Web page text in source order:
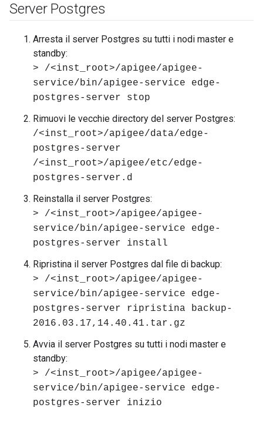
Server Postgres
Arresta il server Postgres su tutti i nodi master e
standby:
> /<inst_root>/apigee/apigee-
service/bin/apigee-service edge-
postgres-server stop
Rimuovi le vecchie directory del server Postgres:
/<inst_root>/apigee/data/edge-
postgres-server
/<inst_root>/apigee/etc/edge-
postgres-server.d
Reinstalla il server Postgres:
> /<inst_root>/apigee/apigee-
service/bin/apigee-service edge-
postgres-server install
Ripristina il server Postgres dal file di backup:
> /<inst_root>/apigee/apigee-
service/bin/apigee-service edge-
postgres-server ripristina backup-
2016.03.17,14.40.41.tar.gz
Avvia il server Postgres su tutti i nodi master e
standby:
> /<inst_root>/apigee/apigee-
service/bin/apigee-service edge-
postgres-server inizio